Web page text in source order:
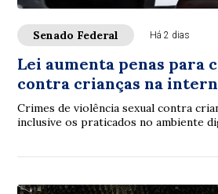
Senado Federal Há 2 dias
Lei aumenta penas para
contra crianças na
Crimes de violência sexual contra
inclusive os praticados no ambiente